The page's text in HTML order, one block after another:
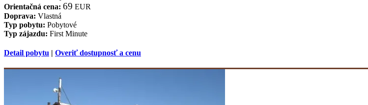
Orientačná cena: 69 EUR
Doprava: Vlastná
Typ pobytu: Pobytové
Typ zájazdu: First Minute
Detail pobytu | Overiť dostupnosť a cenu